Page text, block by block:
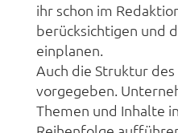
ihr schon im
berücksichtigen und
einplanen.
Auch die Struktur
vorgegeben.
Themen und Inhalte